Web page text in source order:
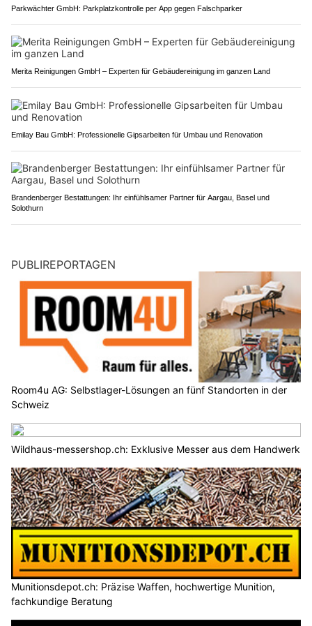
Parkwächter GmbH: Parkplatzkontrolle per App gegen Falschparker
Merita Reinigungen GmbH – Experten für Gebäudereinigung im ganzen Land
Emilay Bau GmbH: Professionelle Gipsarbeiten für Umbau und Renovation
Brandenberger Bestattungen: Ihr einfühlsamer Partner für Aargau, Basel und
Solothurn
PUBLIREPORTAGEN
Room4u AG: Selbstlager-Lösungen an fünf Standorten in der
Schweiz
Wildhaus-messershop.ch: Exklusive Messer aus dem Handwerk
Munitionsdepot.ch: Präzise Waffen, hochwertige Munition,
fachkundige Beratung